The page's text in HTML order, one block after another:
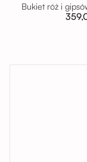
Bukiet róż i